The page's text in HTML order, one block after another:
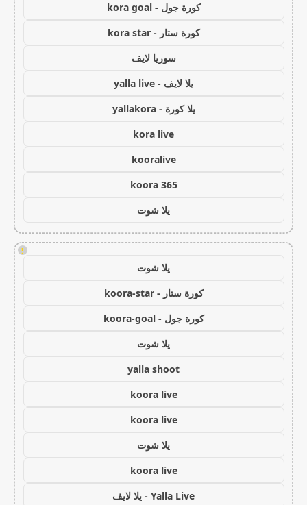
كورة جول - kora goal
كورة ستار - kora star
سوريا لايف
يلا لايف - yalla live
يلا كورة - yallakora
kora live
kooralive
koora 365
يلا شوت
!
يلا شوت
كورة ستار - koora-star
كورة جول - koora-goal
يلا شوت
yalla shoot
koora live
koora live
يلا شوت
koora live
Yalla Live - يلا لايف